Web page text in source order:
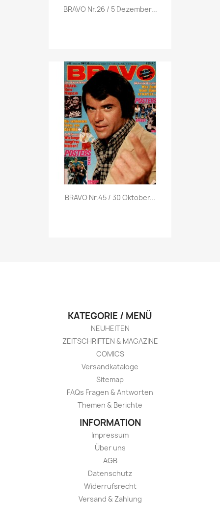
Vorschau
BRAVO Nr.26 / 5 Dezember...
Vorschau
BRAVO Nr.45 / 30 Oktober...
KATEGORIE / MENÜ
NEUHEITEN
ZEITSCHRIFTEN & MAGAZINE
COMICS
Versandkataloge
Sitemap
FAQs Fragen & Antworten
Themen & Berichte
INFORMATION
Impressum
Über uns
AGB
Datenschutz
Widerrufsrecht
Versand & Zahlung